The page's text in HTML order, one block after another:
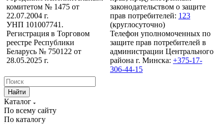
комитетом № 1475 от
22.07.2004 г.
УНП 101007741.
Регистрация в Торговом
реестре Республики
Беларусь № 750122 от
28.05.2025 г.
законодательством о защите
прав потребителей: 123
(круглосуточно)
Телефон уполномоченных по
защите прав потребителей в
администрации Центрального
района г. Минска: +375-17-
306-44-15
Найти
Каталог
По всему сайту
По каталогу